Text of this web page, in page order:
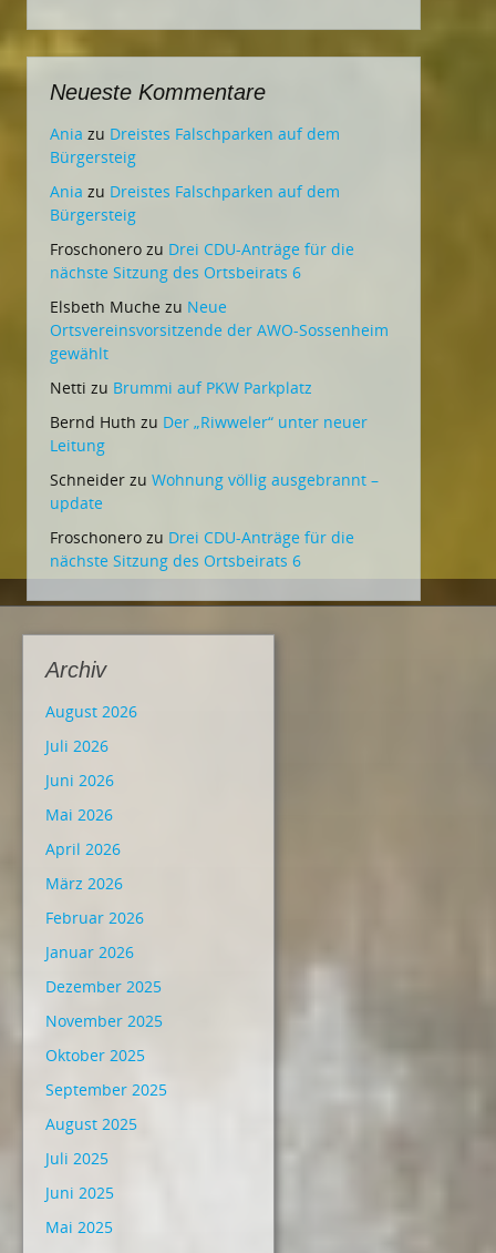
Neueste Kommentare
Ania zu Dreistes Falschparken auf dem
Bürgersteig
Ania zu Dreistes Falschparken auf dem
Bürgersteig
Froschonero zu Drei CDU-Anträge für die
nächste Sitzung des Ortsbeirats 6
Elsbeth Muche zu Neue
Ortsvereinsvorsitzende der AWO-Sossenheim
gewählt
Netti zu Brummi auf PKW Parkplatz
Bernd Huth zu Der „Riwweler“ unter neuer
Leitung
Schneider zu Wohnung völlig ausgebrannt –
update
Froschonero zu Drei CDU-Anträge für die
nächste Sitzung des Ortsbeirats 6
Archiv
August 2026
Juli 2026
Juni 2026
Mai 2026
April 2026
März 2026
Februar 2026
Januar 2026
Dezember 2025
November 2025
Oktober 2025
September 2025
August 2025
Juli 2025
Juni 2025
Mai 2025